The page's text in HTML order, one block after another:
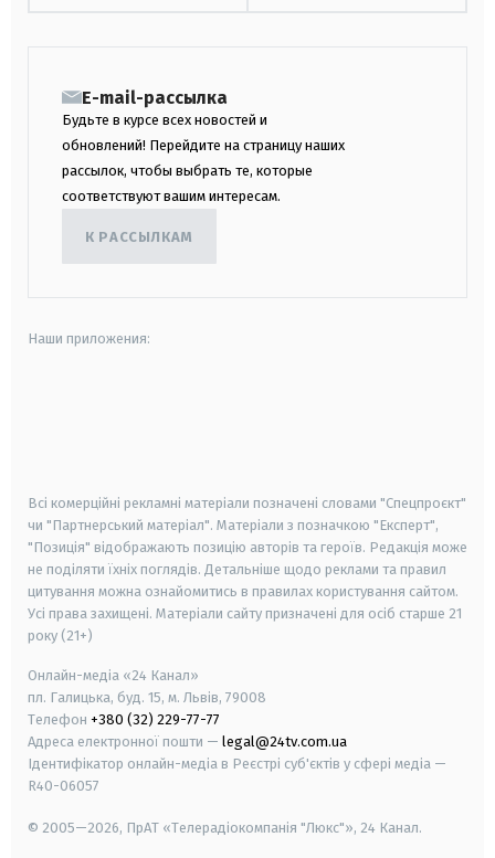
E-mail-рассылка
Будьте в курсе всех новостей и
обновлений! Перейдите на страницу наших
рассылок, чтобы выбрать те, которые
соответствуют вашим интересам.
К РАССЫЛКАМ
Наши приложения:
Всі комерційні рекламні матеріали позначені словами "Спецпроєкт"
чи "Партнерський матеріал". Матеріали з позначкою "Експерт",
"Позиція" відображають позицію авторів та героїв. Редакція може
не поділяти їхніх поглядів. Детальніше щодо реклами та правил
цитування можна ознайомитись в правилах користування сайтом.
Усі права захищені. Матеріали сайту призначені для осіб старше 21
року (21+)
Онлайн-медіа «24 Канал»
пл. Галицька, буд. 15, м. Львів, 79008
Телефон +380 (32) 229-77-77
Адреса електронної пошти — legal@24tv.com.ua
Ідентифікатор онлайн-медіа в Реєстрі суб'єктів у сфері медіа —
R40-06057
© 2005—2026, ПрАТ «Телерадіокомпанія "Люкс"», 24 Канал.